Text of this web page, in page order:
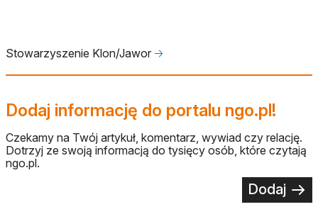
Stowarzyszenie Klon/Jawor 🡢
Dodaj informację do portalu ngo.pl!
Czekamy na Twój artykuł, komentarz, wywiad czy relację.
Dotrzyj ze swoją informacją do tysięcy osób, które czytają
ngo.pl.
Dodaj